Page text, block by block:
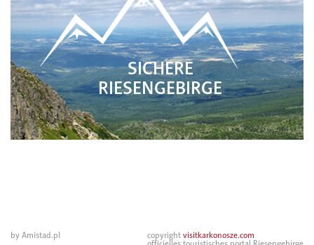
SICHERE
RIESENGEBIRGE
by Amistad.pl copyright visitkarkonosze.com